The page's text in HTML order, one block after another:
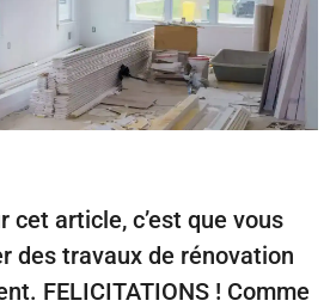
cet article, c’est que vous
des travaux de rénovation
FELICITATIONS ! Comme